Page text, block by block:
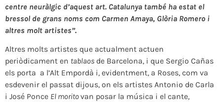
centre neuràlgic d’aquest art. Catalunya també ha estat el
bressol de grans noms com Carmen Amaya, Glòria Romero i
altres molt artistes”.
Altres molts artistes que actualment actuen
periòdicament en tablaos de Barcelona, i que Sergio Cañas
els porta a l’Alt Empordà i, evidentment, a Roses, com va
esdevenir el passat dijous, on els artistes Antonio de Carla
i José Ponce El moritovan posar la música i el cante,